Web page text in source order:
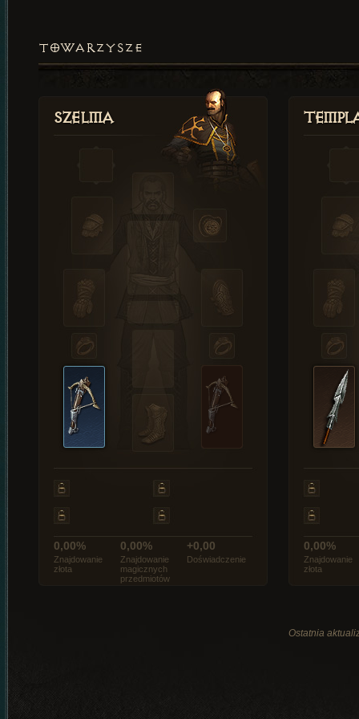
TOWARZYSZE
Szelma
0,00%
Znajdowanie
złota
0,00%
Znajdowanie
magicznych
przedmiotów
+0,00
Doświadczenie
0,00%
Znajdowanie
złota
Ostatnia